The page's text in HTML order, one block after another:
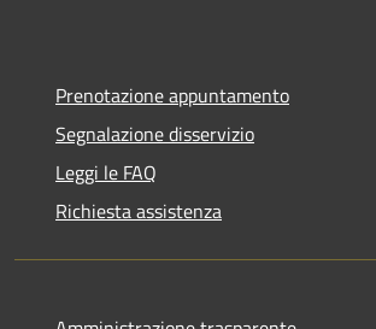
Prenotazione appuntamento
Segnalazione disservizio
Leggi le FAQ
Richiesta assistenza